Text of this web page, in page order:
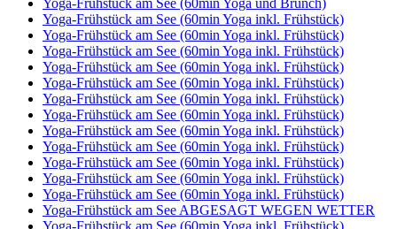
Yoga-Frühstück am See (60min Yoga inkl. Frühstück)
Yoga-Frühstück am See (60min Yoga inkl. Frühstück)
Yoga-Frühstück am See (60min Yoga inkl. Frühstück)
Yoga-Frühstück am See (60min Yoga inkl. Frühstück)
Yoga-Frühstück am See (60min Yoga inkl. Frühstück)
Yoga-Frühstück am See (60min Yoga inkl. Frühstück)
Yoga-Frühstück am See (60min Yoga inkl. Frühstück)
Yoga-Frühstück am See (60min Yoga inkl. Frühstück)
Yoga-Frühstück am See (60min Yoga inkl. Frühstück)
Yoga-Frühstück am See (60min Yoga inkl. Frühstück)
Yoga-Frühstück am See (60min Yoga inkl. Frühstück)
Yoga-Frühstück am See (60min Yoga inkl. Frühstück)
Yoga-Frühstück am See ABGESAGT WEGEN WETTER
Yoga-Frühstück am See (60min Yoga inkl. Frühstück)